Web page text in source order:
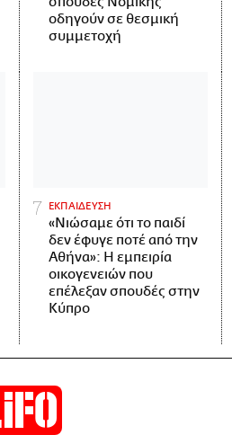
οδηγούν σε θεσμική
συμμετοχή
ΕΚΠΑΙΔΕΥΣΗ
«Νιώσαμε ότι το παιδί
δεν έφυγε ποτέ από την
Αθήνα»: Η εμπειρία
οικογενειών που
επέλεξαν σπουδές στην
Κύπρο